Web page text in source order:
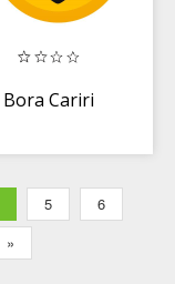
Bora Cariri
5
6
»